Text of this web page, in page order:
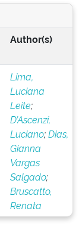
Author(s)
Lima,
Luciana
Leite;
D’Ascenzi,
Luciano;Dias,
Gianna
Vargas
Salgado;
Bruscatto,
Renata